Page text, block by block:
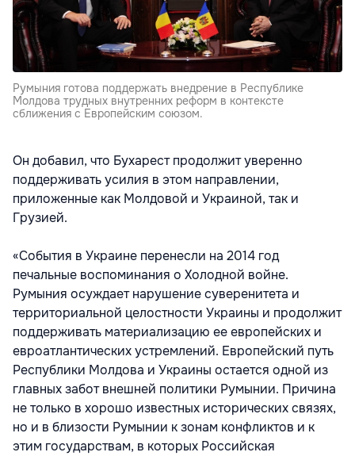
Румыния готова поддержать внедрение в Республике
Молдова трудных внутренних реформ в контексте
сближения с Европейским союзом.
Он добавил, что Бухарест продолжит уверенно
поддерживать усилия в этом направлении,
приложенные как Молдовой и Украиной, так и
Грузией.
«События в Украине перенесли на 2014 год
печальные воспоминания о Холодной войне.
Румыния осуждает нарушение суверенитета и
территориальной целостности Украины и продолжит
поддерживать материализацию ее европейских и
евроатлантических устремлений. Европейский путь
Республики Молдова и Украины остается одной из
главных забот внешней политики Румынии. Причина
не только в хорошо известных исторических связях,
но и в близости Румынии к зонам конфликтов и к
этим государствам, в которых Российская